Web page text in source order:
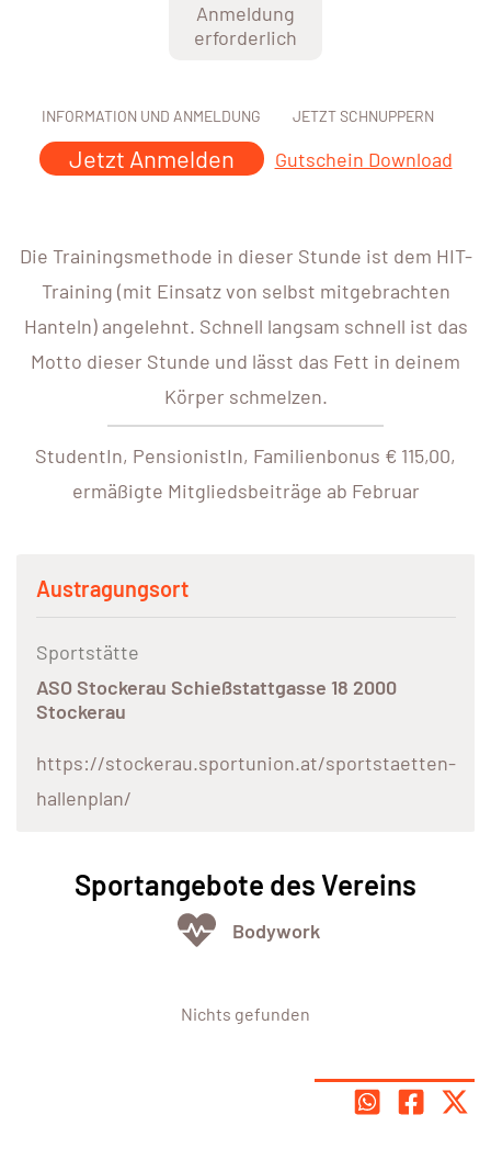
Anmeldung
erforderlich
INFORMATION UND ANMELDUNG
Jetzt Anmelden
JETZT SCHNUPPERN
Gutschein Download
Die Trainingsmethode in dieser Stunde ist dem HIT-
Training (mit Einsatz von selbst mitgebrachten
Hanteln) angelehnt. Schnell langsam schnell ist das
Motto dieser Stunde und lässt das Fett in deinem
Körper schmelzen.
StudentIn, PensionistIn, Familienbonus € 115,00,
ermäßigte Mitgliedsbeiträge ab Februar
Austragungsort
Sportstätte
ASO Stockerau Schießstattgasse 18 2000
Stockerau
https://stockerau.sportunion.at/sportstaetten-
hallenplan/
Sportangebote des Vereins
Bodywork
Nichts gefunden